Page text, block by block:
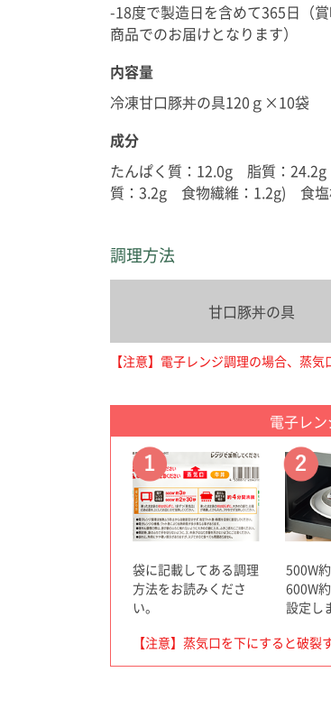
-18度で製造日を含めて365日（
商品でのお届けとなります）
内容量
冷凍甘口豚丼の具120ｇ×10袋
成分
たんぱく質：12.0g 脂質：
質：3.2g 食物繊維：1.2g) 食塩
調理方法
甘口豚丼の具
【注意】電子レンジ調理の場合、蒸
電子レ
袋に記載してある調理
方法をお読みくださ
い。
500W
600W
設定し
【注意】蒸気口を下にすると破裂